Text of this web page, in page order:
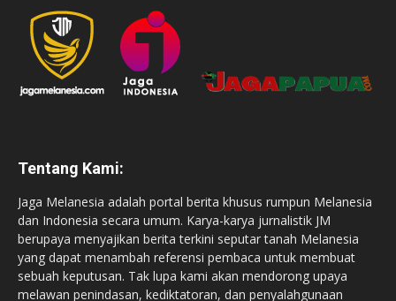
Tentang Kami:
Jaga Melanesia adalah portal berita khusus rumpun Melanesia
dan Indonesia secara umum. Karya-karya jurnalistik JM
berupaya menyajikan berita terkini seputar tanah Melanesia
yang dapat menambah referensi pembaca untuk membuat
sebuah keputusan. Tak lupa kami akan mendorong upaya
melawan penindasan, kediktatoran, dan penyalahgunaan